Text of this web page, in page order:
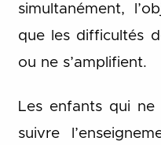
simultanément,
que les difficultés
ou ne s’amplifient.
Les enfants qui
suivre